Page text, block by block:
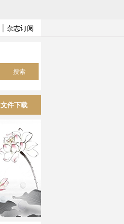
杂志订阅
搜索
文件下载